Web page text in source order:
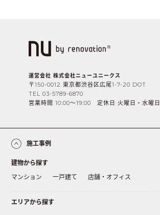
運営会社 株式会社ニューユニークス
〒150-0012 東京都渋谷区広尾1-7-20 DOT
TEL 03-5789-6870
営業時間 10:00〜19:00 定休日 火曜日・水曜日
施工事例
建物から探す
マンション
一戸建て 店舗・オフィス
エリアから探す